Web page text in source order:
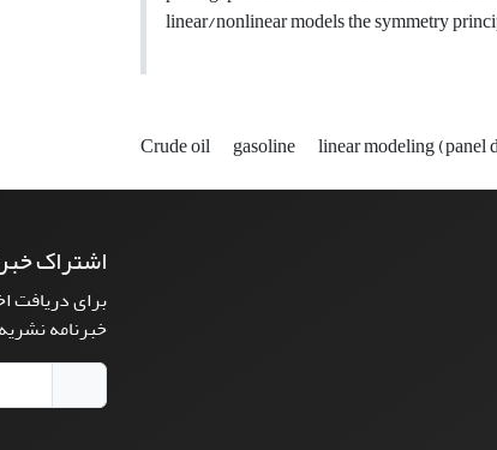
linear/nonlinear models the symmetry
Crude oil gasoline linear modeling (panel
اشتراک
برای دریافت
خبرنامه